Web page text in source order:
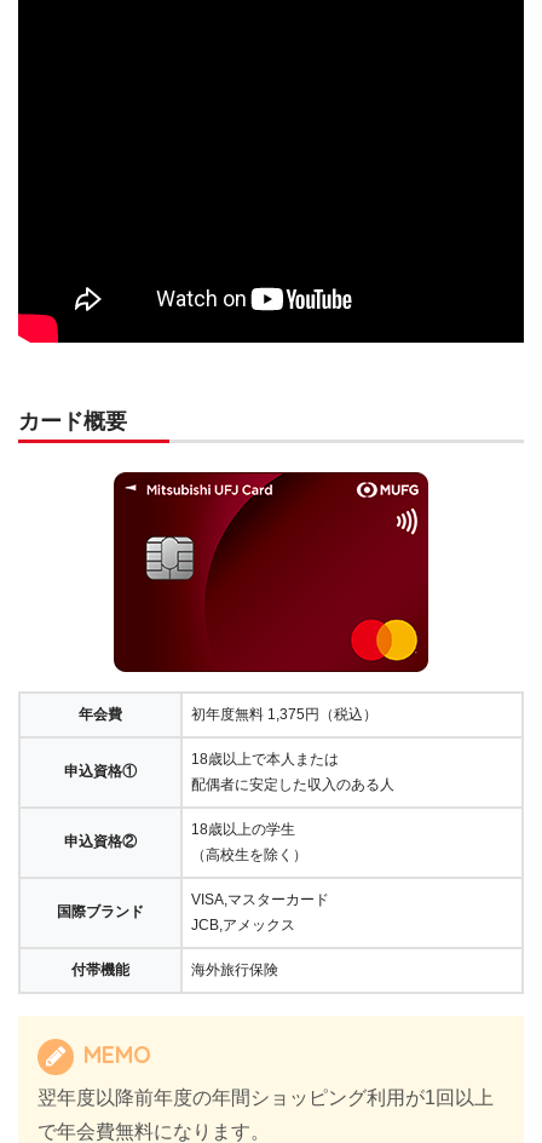
カード概要
年会費 初年度無料 1,375円（税込）
申込資格①
18歳以上で本人または
配偶者に安定した収入のある人
申込資格②
18歳以上の学生
（高校生を除く）
国際ブランド
VISA,マスターカード
JCB,アメックス
付帯機能 海外旅行保険
MEMO
翌年度以降前年度の年間ショッピング利用が1回以上
で年会費無料になります。